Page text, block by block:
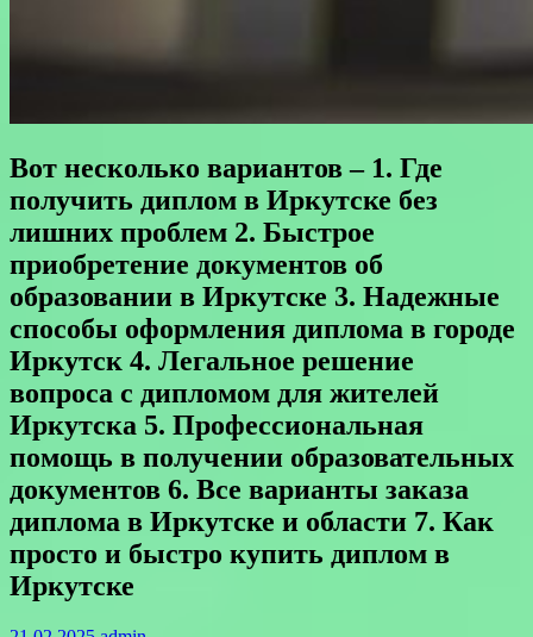
Вот несколько вариантов – 1. Где
получить диплом в Иркутске без
лишних проблем 2. Быстрое
приобретение документов об
образовании в Иркутске 3. Надежные
способы оформления диплома в городе
Иркутск 4. Легальное решение
вопроса с дипломом для жителей
Иркутска 5. Профессиональная
помощь в получении образовательных
документов 6. Все варианты заказа
диплома в Иркутске и области 7. Как
просто и быстро купить диплом в
Иркутске